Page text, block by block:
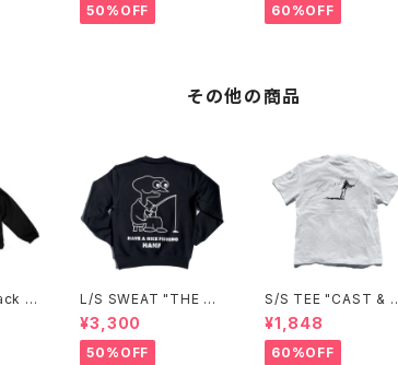
50%OFF 60%OFF
その他の商品
ja
L/S SWEAT "THE M
ASTER"(BLACK)
¥3,300
50%OFF
S/S TEE "CAST & S
HADOW"
¥1,848
60%OFF